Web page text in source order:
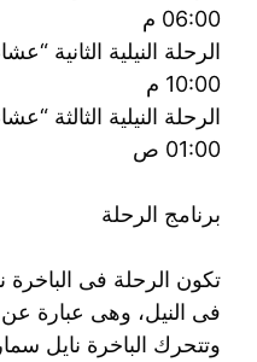
06:00 م
10:00 م
01:00 ص
برنامج الرحلة
تكون الرحلة فى
فى النيل، وهى عبارة
وتتحرك الباخرة نايل